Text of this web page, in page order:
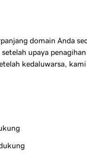
domain Anda
upaya
kedaluwarsa,